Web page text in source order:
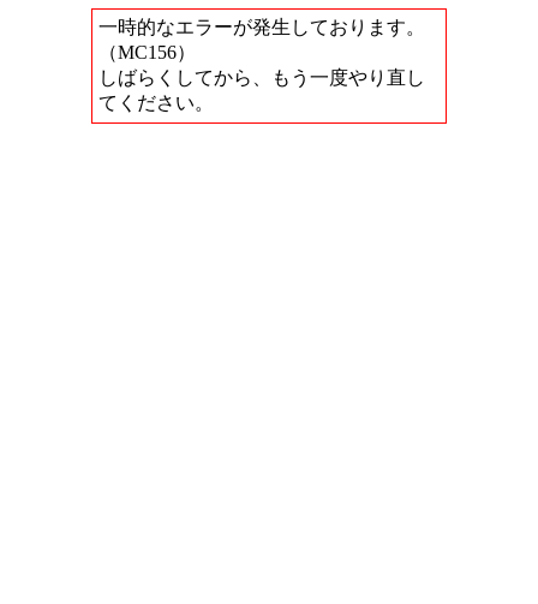
一時的なエラーが発生しております。
（MC156）
しばらくしてから、もう一度やり直し
てください。